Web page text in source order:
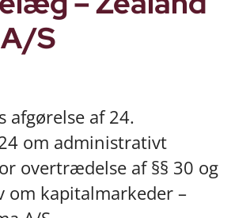
S
afgørelse af 24.
om administrativt
overtrædelse af §§ 30 og
om kapitalmarkeder –